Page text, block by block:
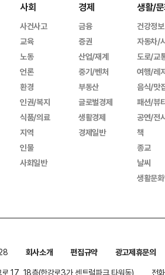
사회
사건사고
교육
노동
언론
환경
인권/복지
식품/의료
지역
인물
사회일반
경제
금융
증권
산업/재계
중기/벤처
부동산
글로벌경제
생활경제
경제일반
생활/
건강정보
자동차/
도로/교
여행/레
음식/맛
패션/뷰
공연/전
책
종교
날씨
생활문
회사소개 편집규약
광고제휴문의
17, 18층(한강로3가,센트럴파크 타워동)
전